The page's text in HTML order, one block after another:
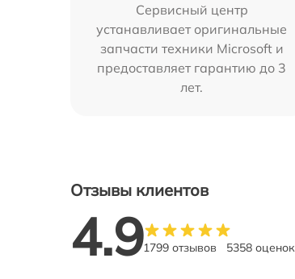
Сервисный центр
устанавливает оригинальные
запчасти техники Microsoft и
предоставляет гарантию до 3
лет.
Отзывы клиентов
4.91799 отзывов 5358 оценок